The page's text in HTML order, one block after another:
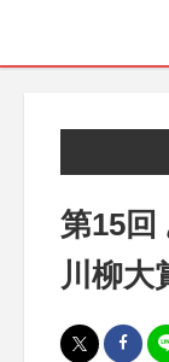
第15回
川柳大